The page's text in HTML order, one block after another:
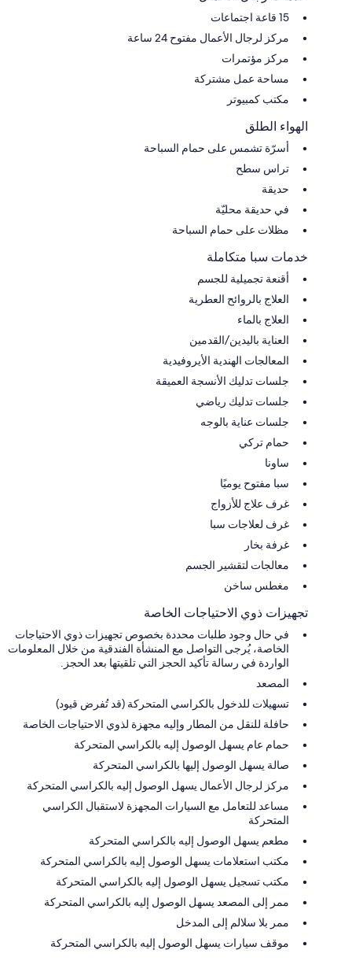
15 قاعة اجتماعات
مركز لرجال الأعمال مفتوح 24 ساعة
مركز مؤتمرات
مساحة عمل مشتركة
مكتب كمبيوتر
الهواء الطلق
أسرّة تشمس على حمام السباحة
تراس سطح
حديقة
في حديقة محليّة
مظلات على حمام السباحة
خدمات سبا متكاملة
أقنعة تجميلية للجسم
العلاج بالروائح العطرية
العلاج بالماء
العناية باليدين/القدمين
المعالجات الهندية الأيروفيدية
جلسات تدليك الأنسجة العميقة
جلسات تدليك رياضي
جلسات عناية بالوجه
حمام تركي
ساونا
سبا مفتوح يوميًا
غرف علاج للأزواج
غرف لعلاجات سبا
غرفة بخار
معالجات لتقشير الجسم
مغطس ساخن
تجهيزات ذوي الاحتياجات الخاصة
في حال وجود طلبات محددة بخصوص تجهيزات ذوي الاحتياجات
الخاصة، يُرجى التواصل مع المنشأة الفندقية من خلال المعلومات
الواردة في رسالة تأكيد الحجز التي تلقيتها بعد الحجز.
المصعد
تسهيلات للدخول بالكراسي المتحركة (قد تُفرض قيود)
حافلة للنقل من المطار وإليه مجهزة لذوي الاحتياجات الخاصة
حمام عام يسهل الوصول إليه بالكراسي المتحركة
صالة يسهل الوصول إليها بالكراسي المتحركة
مركز لرجال الأعمال يسهل الوصول إليه بالكراسي المتحركة
مساعد للتعامل مع السيارات المجهزة لاستقبال الكراسي
المتحركة
مطعم يسهل الوصول إليه بالكراسي المتحركة
مكتب استعلامات يسهل الوصول إليه بالكراسي المتحركة
مكتب تسجيل يسهل الوصول إليه بالكراسي المتحركة
ممر إلى المصعد يسهل الوصول إليه بالكراسي المتحركة
ممر بلا سلالم إلى المدخل
موقف سيارات يسهل الوصول إليه بالكراسي المتحركة